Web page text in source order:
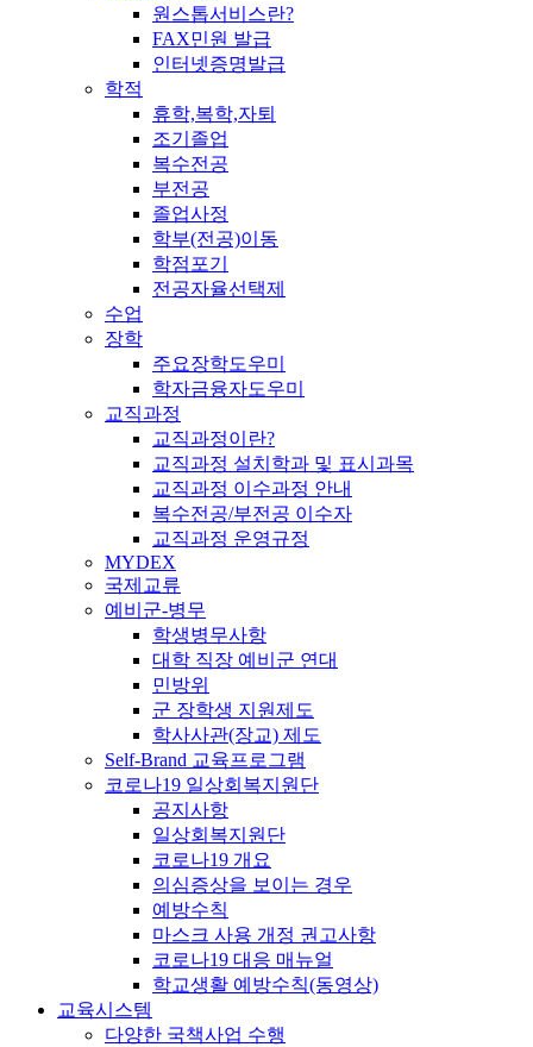
원스톱서비스란?
FAX민원 발급
인터넷증명발급
학적
휴학,복학,자퇴
조기졸업
복수전공
부전공
졸업사정
학부(전공)이동
학점포기
전공자율선택제
수업
장학
주요장학도우미
학자금융자도우미
교직과정
교직과정이란?
교직과정 설치학과 및 표시과목
교직과정 이수과정 안내
복수전공/부전공 이수자
교직과정 운영규정
MYDEX
국제교류
예비군-병무
학생병무사항
대학 직장 예비군 연대
민방위
군 장학생 지원제도
학사사관(장교) 제도
Self-Brand 교육프로그램
코로나19 일상회복지원단
공지사항
일상회복지원단
코로나19 개요
의심증상을 보이는 경우
예방수칙
마스크 사용 개정 권고사항
코로나19 대응 매뉴얼
학교생활 예방수칙(동영상)
교육시스템
다양한 국책사업 수행